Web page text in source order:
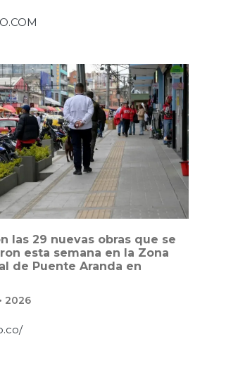
esta semana en la Zona
de Puente Aranda en
2026